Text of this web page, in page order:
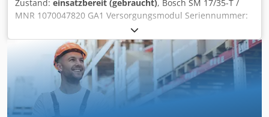
Zustand: einsatzbereit (gebraucht), Bosch SM 17/35-T /
MNR 1070047820 GA1 Versorgungsmodul Seriennummer:
366224, fachgerecht komplett überholt und getestet mit 12
Monaten Gewährleistung, 100% funktionsfähig,
Lieferumfang gem. Fotos,Für diesen Artikel gelten nicht die
vereinbarten Verkaufsrabatte. Preis bitte separat Codpfxox
Eqyrs Apderf